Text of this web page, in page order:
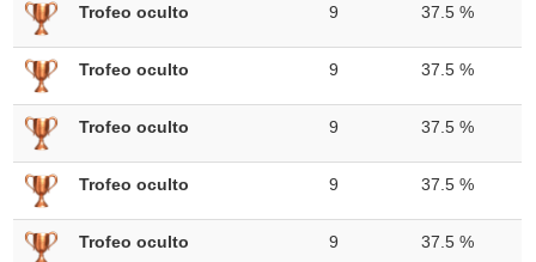
Trofeo oculto 9 37.5 %
Trofeo oculto 9 37.5 %
Trofeo oculto 9 37.5 %
Trofeo oculto 9 37.5 %
Trofeo oculto 9 37.5 %